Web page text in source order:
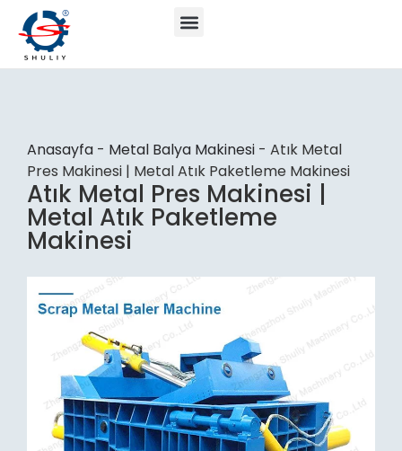
Anasayfa - Metal Balya Makinesi - Atık Metal
Pres Makinesi | Metal Atık Paketleme Makinesi
Atık Metal Pres Makinesi |
Metal Atık Paketleme
Makinesi